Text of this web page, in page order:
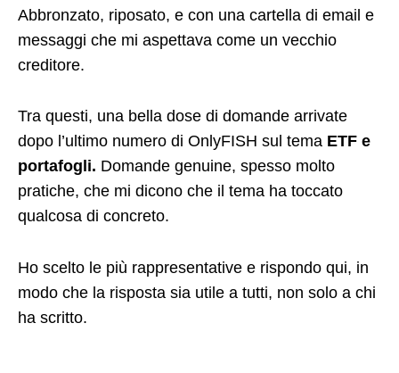
Abbronzato, riposato, e con una cartella di email e
messaggi che mi aspettava come un vecchio
creditore.
Tra questi, una bella dose di domande arrivate
dopo l’ultimo numero di OnlyFISH sul tema ETF e
portafogli. Domande genuine, spesso molto
pratiche, che mi dicono che il tema ha toccato
qualcosa di concreto.
Ho scelto le più rappresentative e rispondo qui, in
modo che la risposta sia utile a tutti, non solo a chi
ha scritto.